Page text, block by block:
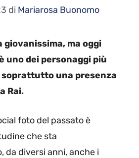
di Mariarosa Buonomo
giovanissima, ma oggi
uno dei personaggi più
soprattutto una presenza
Rai.
foto del passato è
che sta
da diversi anni, anche i